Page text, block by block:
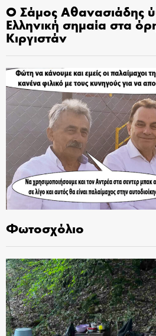
Ο Σάμος Αθανασιάδης
Ελληνική σημαία στα
Κιργιστάν
Φωτοσχόλιο